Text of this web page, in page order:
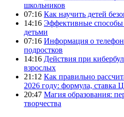
школьников
07:16 Как научить детей
14:16 Эффективные способы
детьми
07:16 Информация о
подростков
14:16 Действия при
взрослых
21:12 Как правильно
2026 году: формула, ставка
20:47 Магия образования:
творчества